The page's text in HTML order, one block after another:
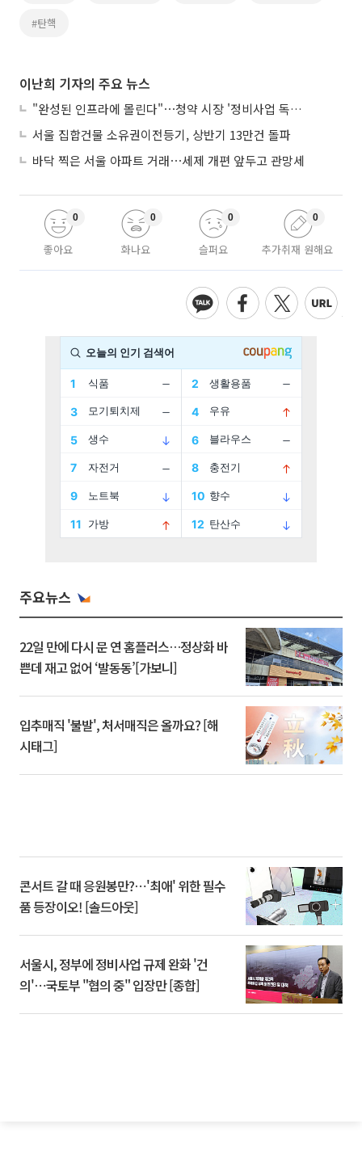
#탄핵
이난희 기자의 주요 뉴스
"완성된 인프라에 몰린다"⋯청약 시장 '정비사업 독주' 42배 격차
서울 집합건물 소유권이전등기, 상반기 13만건 돌파
바닥 찍은 서울 아파트 거래⋯세제 개편 앞두고 관망세
좋아요
0
화나요
0
슬퍼요
0
추가취재 원해요
0
주요뉴스
22일 만에 다시 문 연 홈플러스…정상화 바
쁜데 재고 없어 ‘발동동’[가보니]
입추매직 '불발', 처서매직은 올까요? [해
시태그]
콘서트 갈 때 응원봉만?⋯'최애' 위한 필수
품 등장이오! [솔드아웃]
서울시, 정부에 정비사업 규제 완화 '건
의'⋯국토부 "협의 중" 입장만 [종합]